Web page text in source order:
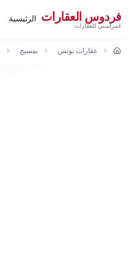
فردوس العقارات
غمراسني للعقارات
الرئيسية
الرئيسية عقارات تونس بمسبح